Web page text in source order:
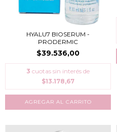
HYALU7 BIOSERUM -
PRODERMIC
$39.536,00
3 cuotas sin interés de
$13.178,67